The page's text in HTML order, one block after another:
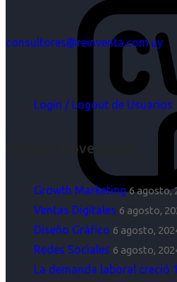
consultores@reinventa.com.uy
Login / Logout de Usuarios
Últimas Novedades
Growth Marketing 6 agosto,
Ventas Digitales 6 agosto,
Diseño Gráfico 6 agosto,
Redes Sociales 6 agosto,
La demanda laboral creció